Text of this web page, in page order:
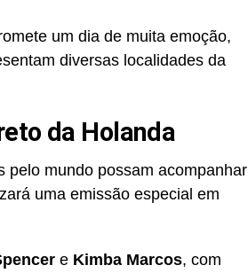
um dia de muita emoção,
diversas localidades da
da Holanda
pelo mundo possam acompanhar
uma emissão especial em
e Kimba Marcos, com